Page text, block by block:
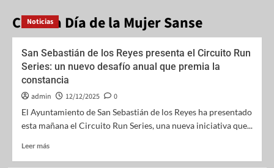
Carrera Día de la Mujer Sanse
Noticias
San Sebastián de los Reyes presenta el Circuito Run
Series: un nuevo desafío anual que premia la
constancia
admin 12/12/2025
0
El Ayuntamiento de San Sebastián de los Reyes ha presentado
esta mañana el Circuito Run Series, una nueva iniciativa que...
Leer más